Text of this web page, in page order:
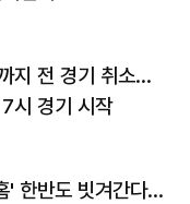
지 전 경기 취소…
시 경기 시작
' 한반도 빗겨간다…